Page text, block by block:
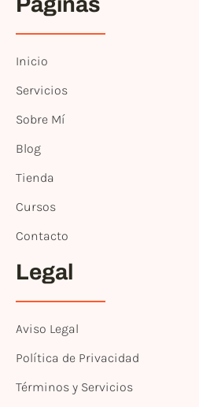
Inicio
Servicios
Sobre Mí
Blog
Tienda
Cursos
Contacto
Legal
Aviso Legal
Política de Privacidad
Términos y Servicios